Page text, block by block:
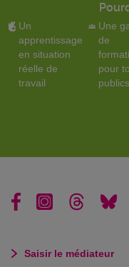
Un
apprentissage
en situation
réelle de
travail
Une
de
pour
publics
Saisir le médiateur